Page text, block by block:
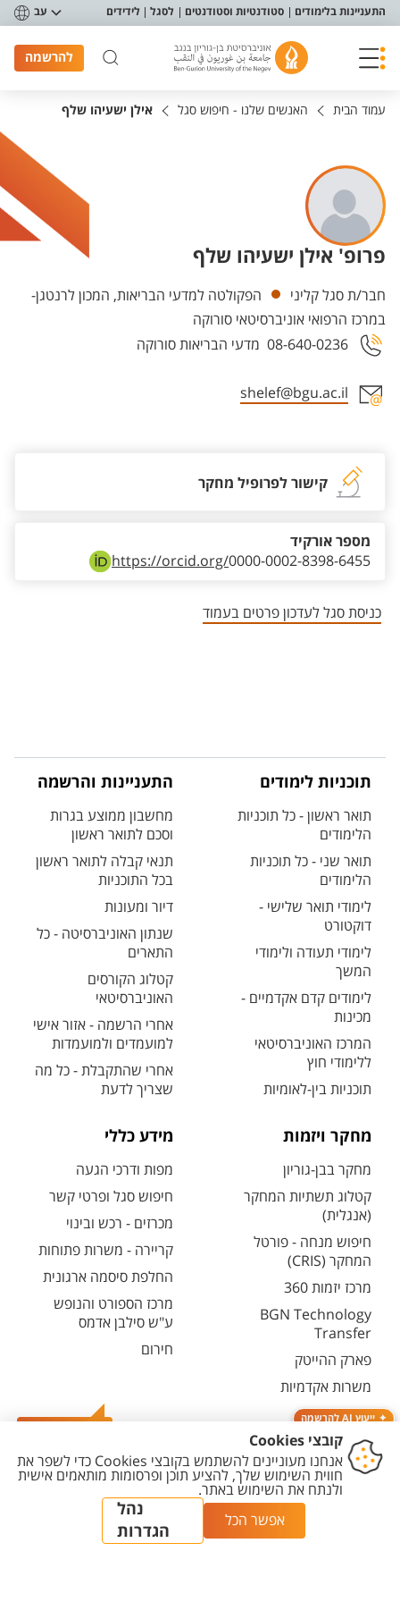
תפריט נגישות
התעניינות בלימודים סטודנטיות וסטודנטים לסגל לידידים עב
להרשמה
ייעוץ AI להרשמה
עמוד הבית האנשים שלנו - חיפוש סגל אילן ישעיהו שלף
פרופ' אילן ישעיהו שלף
יחידות
חבר/ת סגל קליני
הפקולטה למדעי הבריאות, המכון לרנטגן-
במרכז הרפואי אוניברסיטאי סורוקה
מדעי הבריאות סורוקה 08-640-0236
shelef@bgu.ac.il
קישור לפרופיל מחקר
https://orcid.org/0000-0002-8398-6455
מספר אורקיד
כניסת סגל לעדכון פרטים בעמוד
תוכניות לימודים
תואר ראשון - כל תוכניות
הלימודים
תואר שני - כל תוכניות
הלימודים
לימודי תואר שלישי -
דוקטורט
לימודי תעודה ולימודי
המשך
לימודים קדם אקדמיים -
מכינות
המרכז האוניברסיטאי
ללימודי חוץ
תוכניות בין-לאומיות
התעניינות והרשמה
מחשבון ממוצע בגרות
וסכם לתואר ראשון
תנאי קבלה לתואר ראשון
בכל התוכניות
דיור ומעונות
שנתון האוניברסיטה - כל
התארים
קטלוג הקורסים
האוניברסיטאי
אחרי הרשמה - אזור אישי
למועמדים ולמועמדות
אחרי שהתקבלת - כל מה
שצריך לדעת
מחקר ויזמות
מחקר בבן-גוריון
קטלוג תשתיות המחקר
(אנגלית)
חיפוש מנחה - פורטל
המחקר (CRIS)
מרכז יזמות 360
BGN Technology
Transfer
פארק ההייטק
משרות אקדמיות
מידע כללי
מפות ודרכי הגעה
חיפוש סגל ופרטי קשר
מכרזים - רכש ובינוי
קריירה - משרות פתוחות
החלפת סיסמה ארגונית
מרכז הספורט והנופש
ע"ש סילבן אדמס
חירום
נגישות
מדיניות
מדיניות עריכת
תוכן